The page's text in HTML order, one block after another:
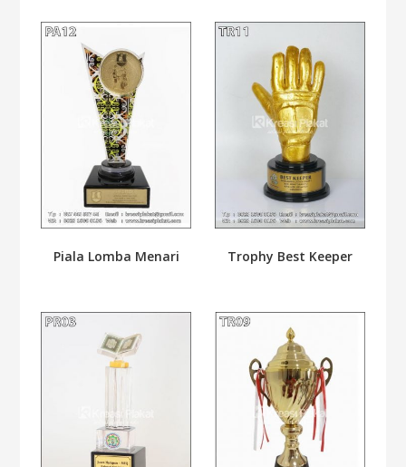
Piala Lomba Menari Trophy Best Keeper